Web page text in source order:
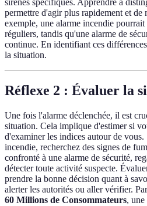
sirènes spécifiques. Apprendre à
permettre d'agir plus rapidement et de
exemple, une alarme incendie
réguliers, tandis qu'une alarme de
continue. En identifiant ces
la situation.
Réflexe 2 : Évaluer la
Une fois l'alarme déclenchée, il est
situation. Cela implique d'estimer si
d'examiner les indices autour de vous.
incendie, recherchez des signes de
confronté à une alarme de sécurité,
détecter toute activité suspecte.
prendre la bonne décision quant à
alerter les autorités ou aller vérifier.
60 Millions de Consommateurs, une